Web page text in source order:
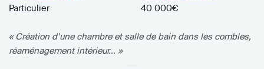
Particulier
40 000€
« Création d’une chambre et salle de bain dans les combles,
réaménagement intérieur... »